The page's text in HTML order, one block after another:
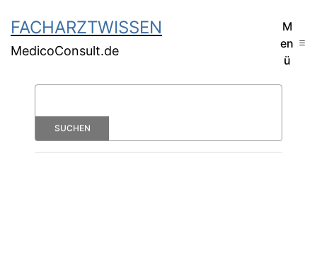
FACHARZTWISSEN
MedicoConsult.de
M
en
ü